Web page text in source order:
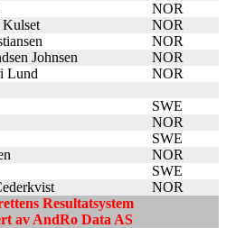
NOR
NOR
NOR
Johnsen
NOR
Lund
NOR
SWE
NOR
SWE
NOR
SWE
NOR
Resultatsystem
av AndRo Data AS